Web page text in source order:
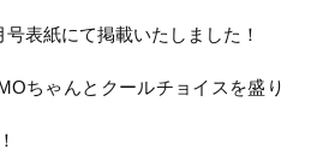
表紙にて掲載いたしました！
ちゃんとクールチョイスを盛り